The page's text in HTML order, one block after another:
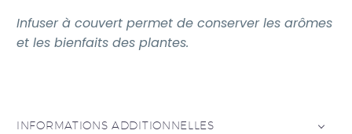
Infuser à couvert permet de conserver les arômes
et les bienfaits des plantes.
INFORMATIONS ADDITIONNELLES